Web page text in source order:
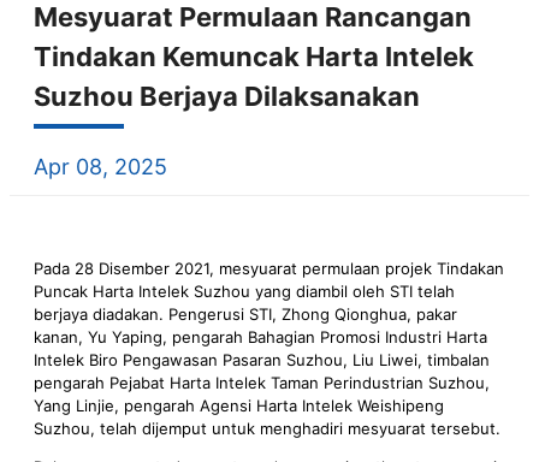
Mesyuarat Permulaan Rancangan
Tindakan Kemuncak Harta Intelek
Suzhou Berjaya Dilaksanakan
Apr 08, 2025
Pada 28 Disember 2021, mesyuarat permulaan projek Tindakan
Puncak Harta Intelek Suzhou yang diambil oleh STI telah
berjaya diadakan. Pengerusi STI, Zhong Qionghua, pakar
kanan, Yu Yaping, pengarah Bahagian Promosi Industri Harta
Intelek Biro Pengawasan Pasaran Suzhou, Liu Liwei, timbalan
pengarah Pejabat Harta Intelek Taman Perindustrian Suzhou,
Yang Linjie, pengarah Agensi Harta Intelek Weishipeng
Suzhou, telah dijemput untuk menghadiri mesyuarat tersebut.